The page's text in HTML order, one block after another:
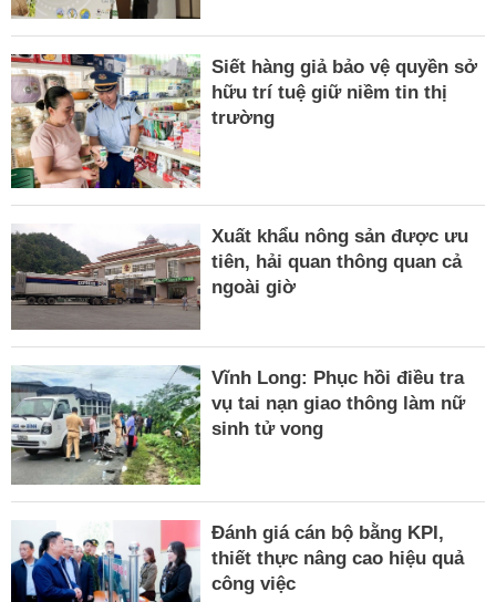
Siết hàng giả bảo vệ quyền sở
hữu trí tuệ giữ niềm tin thị
trường
Xuất khẩu nông sản được ưu
tiên, hải quan thông quan cả
ngoài giờ
Vĩnh Long: Phục hồi điều tra
vụ tai nạn giao thông làm nữ
sinh tử vong
Đánh giá cán bộ bằng KPI,
thiết thực nâng cao hiệu quả
công việc